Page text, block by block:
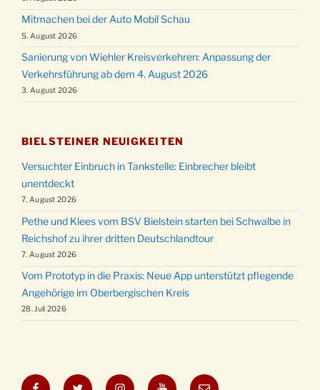
Mitmachen bei der Auto Mobil Schau
5. August 2026
Sanierung von Wiehler Kreisverkehren: Anpassung der
Verkehrsführung ab dem 4. August 2026
3. August 2026
BIELSTEINER NEUIGKEITEN
Versuchter Einbruch in Tankstelle: Einbrecher bleibt
unentdeckt
7. August 2026
Pethe und Klees vom BSV Bielstein starten bei Schwalbe in
Reichshof zu ihrer dritten Deutschlandtour
7. August 2026
Vom Prototyp in die Praxis: Neue App unterstützt pflegende
Angehörige im Oberbergischen Kreis
28. Juli 2026
FacebookTwitter InstagramYouTubeE-